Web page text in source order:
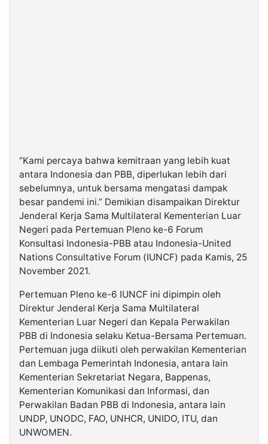
“Kami percaya bahwa kemitraan yang lebih kuat
antara Indonesia dan PBB, diperlukan lebih dari
sebelumnya, untuk bersama mengatasi dampak
besar pandemi ini.” Demikian disampaikan Direktur
Jenderal Kerja Sama Multilateral Kementerian Luar
Negeri pada Pertemuan Pleno ke-6 Forum
Konsultasi Indonesia-PBB atau Indonesia-United
Nations Consultative Forum (IUNCF) pada Kamis, 25
November 2021.
Pertemuan Pleno ke-6 IUNCF ini dipimpin oleh
Direktur Jenderal Kerja Sama Multilateral
Kementerian Luar Negeri dan Kepala Perwakilan
PBB di Indonesia selaku Ketua-Bersama Pertemuan.
Pertemuan juga diikuti oleh perwakilan Kementerian
dan Lembaga Pemerintah Indonesia, antara lain
Kementerian Sekretariat Negara, Bappenas,
Kementerian Komunikasi dan Informasi, dan
Perwakilan Badan PBB di Indonesia, antara lain
UNDP, UNODC, FAO, UNHCR, UNIDO, ITU, dan
UNWOMEN.